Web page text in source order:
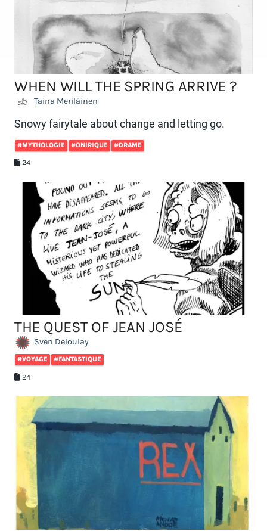
WHEN WILL THE SPRING ARRIVE ?
Taina Meriläinen
Snowy fairytale about change and letting go.
#MYTHOLOGIE #ONIRIQUE #DRAME
24
THE QUEST OF JEAN JOSÉ
Sven Deloulay
#VOYAGE #FANTASTIQUE
24